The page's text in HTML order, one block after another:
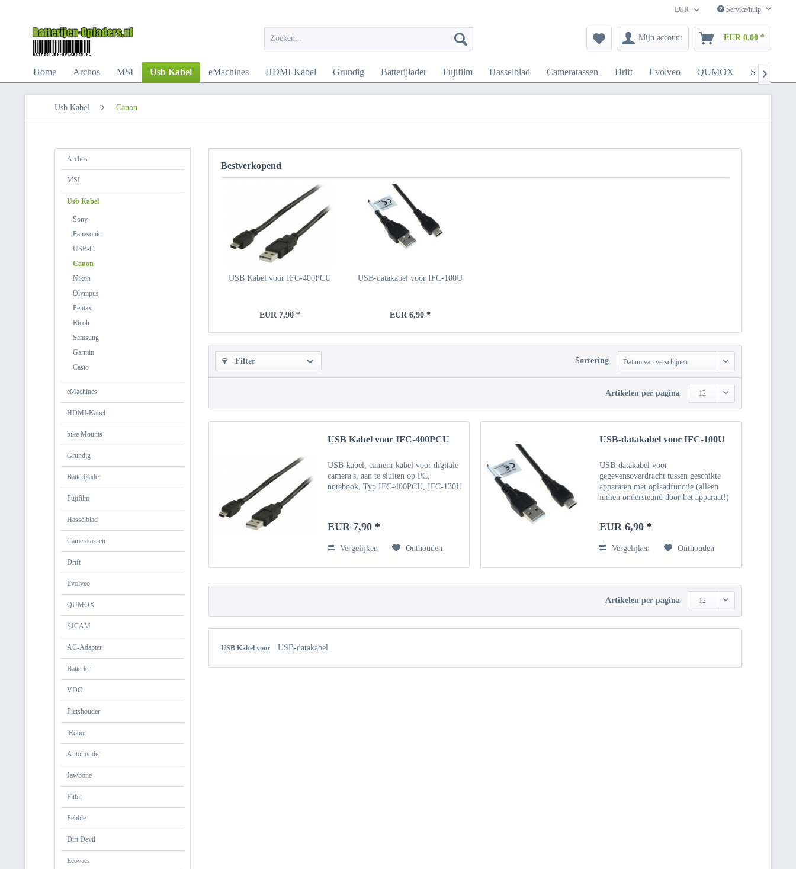
EUR Service/hulp
Mijn account EUR 0,00 *
Home Archos MSI Usb Kabel eMachines HDMI-Kabel Grundig Batterijlader Fujifilm Hasselblad Cameratassen Drift Evolveo QUMOX SJCAM

Usb Kabel Canon
Archos
MSI
Usb Kabel
Sony
Panasonic
USB-C
Canon
Nikon
Olympus
Pentax
Ricoh
Samsung
Garmin
Casio
eMachines
HDMI-Kabel
bike Mounts
Grundig
Batterijlader
Fujifilm
Hasselblad
Cameratassen
Drift
Evolveo
QUMOX
SJCAM
AC-Adapter
Batterier
VDO
Fietshouder
iRobot
Autohouder
Jawbone
Fitbit
Pebble
Dirt Devil
Ecovacs
Bestverkopend
USB Kabel voor IFC-400PCU
EUR 7,90 *
USB-datakabel voor IFC-100U
EUR 6,90 *
Filter Sortering Datum van verschijnen
Artikelen per pagina 12
USB Kabel voor IFC-400PCU
USB-kabel, camera-kabel voor digitale
camera's, aan te sluiten op PC,
notebook, Typ IFC-400PCU, IFC-130U
EUR 7,90 *
Vergelijken Onthouden
USB-datakabel voor IFC-100U
USB-datakabel voor
gegevensoverdracht tussen geschikte
apparaten met oplaadfunctie (alleen
indien ondersteund door het apparaat!)
aansluiting op maat gemaakte...
EUR 6,90 *
Vergelijken Onthouden
Artikelen per pagina 12
USB Kabel voor USB-datakabel